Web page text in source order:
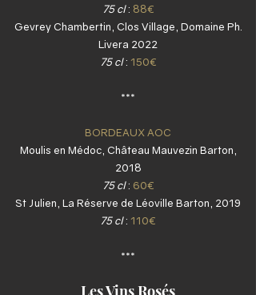
75 cl: 88€
Gevrey Chambertin, Clos Village, Domaine Ph.
Livera 2022
75 cl: 150€
***
BORDEAUX AOC
Moulis en Médoc, Château Mauvezin Barton,
2018
75 cl: 60€
St Julien, La Réserve de Léoville Barton, 2019
75 cl: 110€
***
Les Vins Rosés